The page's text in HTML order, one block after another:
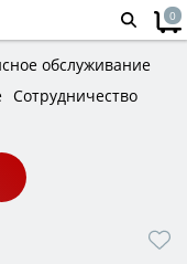
0
обслуживание
Сотрудничество